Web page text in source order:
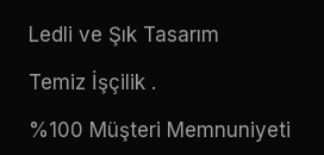
Ledli ve Şık Tasarım
Temiz İşçilik .
%100 Müşteri Memnuniyeti